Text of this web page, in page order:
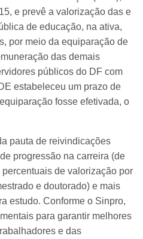
e prevê a valorização das e
de educação, na ativa,
por meio da equiparação de
das demais
públicos do DF com
estabeleceu um prazo de
fosse efetivada, o
pauta de reivindicações
progressão na carreira (de
de valorização por
e doutorado) e mais
estudo. Conforme o Sinpro,
para garantir melhores
e das